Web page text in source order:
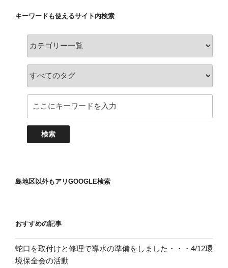
キーワードも使えるサイト内検索
島地区以外もアリGOOGLE検索
おすすめの記事
蛇口を取付けと修理で導水の準備をしました・・・4/12環
境保全会の活動